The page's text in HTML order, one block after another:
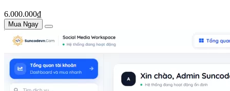
6.000.000₫
Mua Ngay